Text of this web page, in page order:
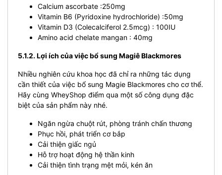
Calcium ascorbate :250mg
Vitamin B6 (Pyridoxine hydrochloride) :50mg
Vitamin D3 (Colecalciferol 2.5mcg) : 100IU
Amino acid chelate mangan : 40mg
5.1.2. Lợi ích của việc bổ sung Magiê Blackmores
Nhiều nghiên cứu khoa học đã chỉ ra những tác dụng
cần thiết của việc bổ sung Magie Blackmores cho cơ thể.
Hãy cùng WheyShop điểm qua một số công dụng đặc
biệt của sản phẩm này nhé.
Ngăn ngừa chuột rút, phòng tránh chấn thương
Phục hồi, phát triển cơ bắp
Cải thiện giấc ngủ
Hỗ trợ hoạt động hệ thần kinh
Cải thiện tình trạng mệt mỏi, kén ăn